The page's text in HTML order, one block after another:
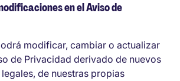
en el Aviso de
modificar, cambiar o actualizar
de Privacidad derivado de nuevos
de nuestras propias